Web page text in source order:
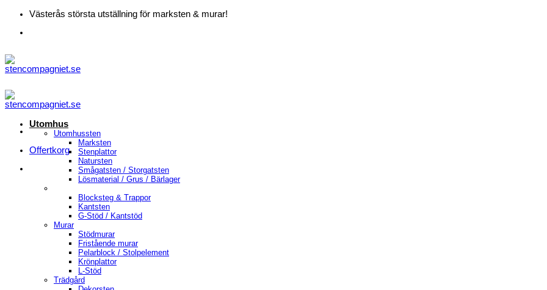
Skip
content
Västerås största utställning för marksten & murar!
Offertkorg
Utomhus
Utomhussten
Marksten
Stenplattor
Natursten
Smågatsten / Storgatsten
Lösmaterial / Grus / Bärlager
Blocksteg & Trappor
Kantsten
G-Stöd / Kantstöd
Murar
Stödmurar
Fristående murar
Pelarblock / Stolpelement
Krönplattor
L-Stöd
Trädgård